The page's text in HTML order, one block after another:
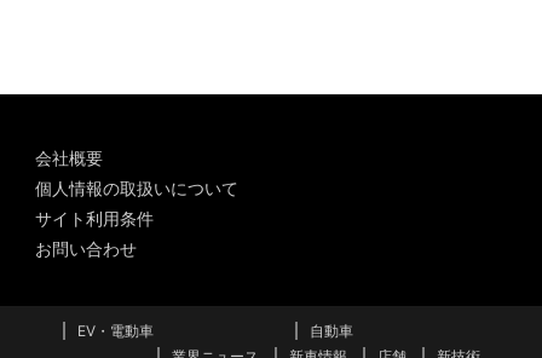
会社概要
個人情報の取扱いについて
サイト利用条件
お問い合わせ
EV・電動車
自動車